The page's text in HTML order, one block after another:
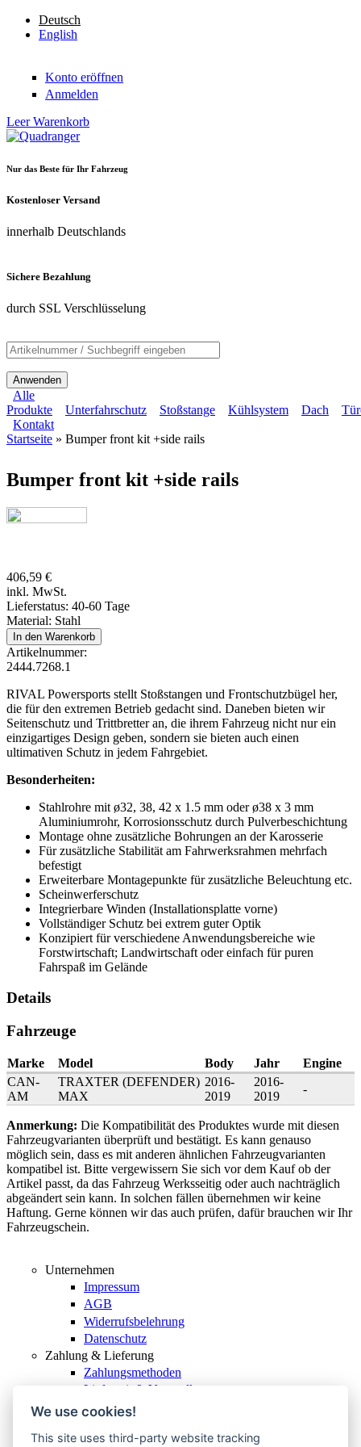
Direkt zum Inhalt
We use cookies!
This site uses third-party website tracking
Deutsch
English
Konto eröffnen
Anmelden
Leer Warenkorb
Quadranger
Nur das Beste für Ihr Fahrzeug
Kostenloser Versand
innerhalb Deutschlands
Sichere Bezahlung
durch SSL Verschlüsselung
Hauptmenü
Alle
Produkte
Unterfahrschutz Stoßstange Kühlsystem Dach
Sekundärmenü
Kontakt
Startseite » Bumper front kit +side rails
Bumper front kit +side rails
406,59 €
inkl. MwSt.
Lieferstatus: 40-60 Tage
Material: Stahl
Artikelnummer:
2444.7268.1
RIVAL Powersports stellt Stoßstangen und Frontschutzbügel her,
die für den extremen Betrieb gedacht sind. Daneben bieten wir
Seitenschutz und Trittbretter an, die ihrem Fahrzeug nicht nur ein
einzigartiges Design geben, sondern sie bieten auch einen
ultimativen Schutz in jedem Fahrgebiet.
Besonderheiten:
Stahlrohre mit ø32, 38, 42 x 1.5 mm oder ø38 x 3 mm
Aluminiumrohr, Korrosionsschutz durch Pulverbeschichtung
Montage ohne zusätzliche Bohrungen an der Karosserie
Für zusätzliche Stabilität am Fahrwerksrahmen mehrfach
befestigt
Erweiterbare Montagepunkte für zusätzliche Beleuchtung etc.
Scheinwerferschutz
Integrierbare Winden (Installationsplatte vorne)
Vollständiger Schutz bei extrem guter Optik
Konzipiert für verschiedene Anwendungsbereiche wie
Forstwirtschaft; Landwirtschaft oder einfach für puren
Fahrspaß im Gelände
Details
Fahrzeuge
Marke Model Body Jahr
Engine
CAN-
AM
TRAXTER (DEFENDER)
MAX
2016-
2019
2016-
2019
-
An­mer­kung: Die Kompatibilität des Produktes wurde mit diesen
Fahrzeugvarianten überprüft und bestätigt. Es kann genauso
möglich sein, dass es mit anderen ähnlichen Fahrzeugvarianten
kompatibel ist. Bitte vergewissern Sie sich vor dem Kauf ob der
Artikel passt, da das Fahrzeug Werksseitig oder auch nachträglich
abgeändert sein kann. In solchen fällen übernehmen wir keine
Haftung. Gerne können wir das auch prüfen, dafür brauchen wir Ihr
Fahrzeugschein.
Unternehmen
Impressum
AGB
Widerrufsbelehrung
Datenschutz
Zahlung & Lieferung
Zahlungsmethoden
Lieferzeit & Versandkosten
Service & support